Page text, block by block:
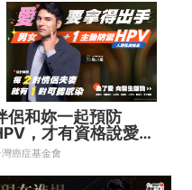
侶和妳一起預防
，才有資格說愛
！
灣癌症基金會